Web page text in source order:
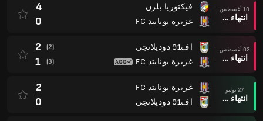
10 أغسطس
انتهاء وقت المباراة
فيكتوريا بلزن
غزيرة يونايتد FC
4
0
02 أغسطس
انتهاء وقت المباراة
اف91 دوديلانجي
غزيرة يونايتد FC
(2)
2
(3)
1
27 يوليو
انتهاء وقت المباراة
غزيرة يونايتد FC
اف91 دوديلانجي
2
0